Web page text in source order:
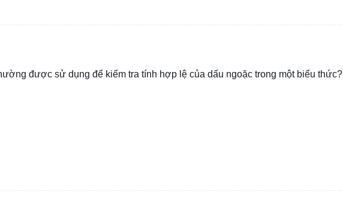
được sử dụng để kiểm tra tính hợp lệ của dấu ngoặc trong một biểu thức?